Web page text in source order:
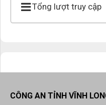
Tổng lượt truy cập
CÔNG AN TỈNH VĨNH